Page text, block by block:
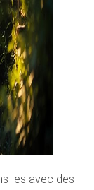
les avec des